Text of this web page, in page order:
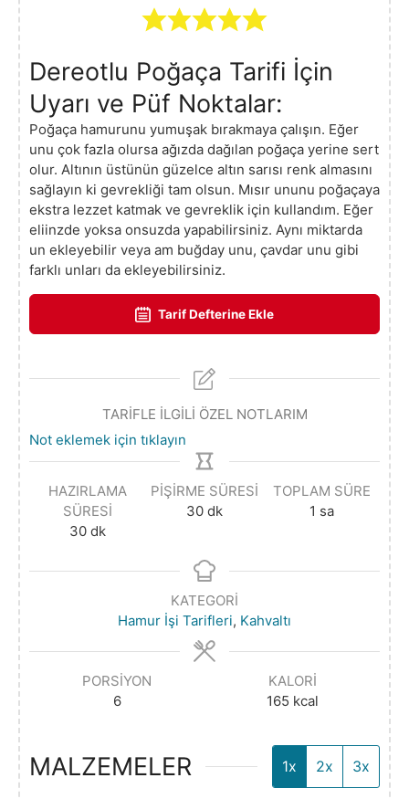
Dereotlu Poğaça Tarifi İçin
Uyarı ve Püf Noktalar:
Poğaça hamurunu yumuşak bırakmaya çalışın. Eğer
unu çok fazla olursa ağızda dağılan poğaça yerine sert
olur. Altının üstünün güzelce altın sarısı renk almasını
sağlayın ki gevrekliği tam olsun. Mısır ununu poğaçaya
ekstra lezzet katmak ve gevreklik için kullandım. Eğer
eliinzde yoksa onsuzda yapabilirsiniz. Aynı miktarda
un ekleyebilir veya am buğday unu, çavdar unu gibi
farklı unları da ekleyebilirsiniz.
Tarif Defterine Ekle
TARİFLE İLGİLİ ÖZEL NOTLARIM
Not eklemek için tıklayın
HAZIRLAMA
SÜRESI
30 dk
PIŞIRME SÜRESI
30 dk
TOPLAM SÜRE
1 sa
KATEGORI
Hamur İşi Tarifleri, Kahvaltı
PORSIYON
6
KALORI
165 kcal
MALZEMELER 1x 2x 3x